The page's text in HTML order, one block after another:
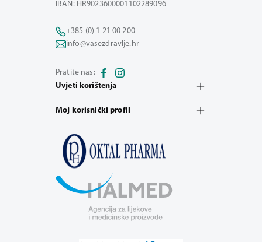
IBAN: HR9023600001102289096
+385 (0) 1 21 00 200
info@vasezdravlje.hr
Pratite nas:
Uvjeti korištenja
Moj korisnički profil